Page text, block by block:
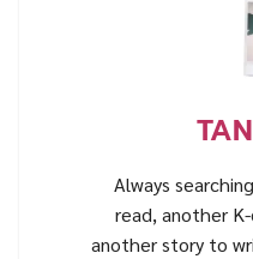
Always
read, another
another story to